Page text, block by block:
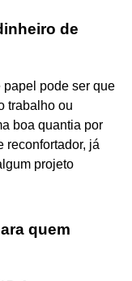
de
pode ser que
trabalho ou
boa quantia por
reconfortador, já
projeto
quem